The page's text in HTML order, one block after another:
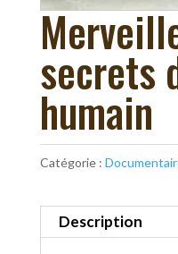
secrets
humain
Catégorie :
Description